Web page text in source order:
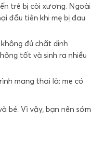
trẻ bị còi xương. Ngoài
đầu tiên khi mẹ bị đau
đủ chất dinh
tốt và sinh ra nhiều
mang thai là: mẹ có
bé. Vì vậy, bạn nên sớm